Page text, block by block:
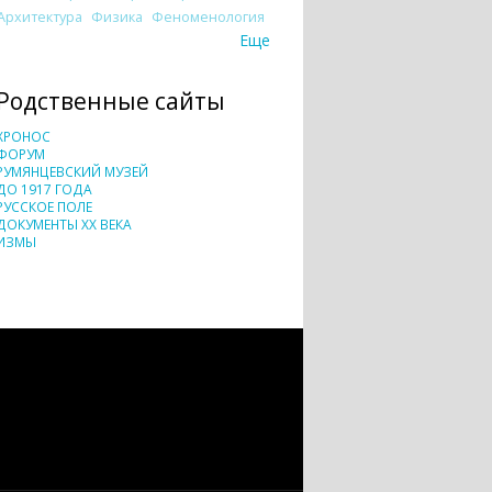
Физика Феноменология
Еще
сайты
МУЗЕЙ
1917 ГОДА
ПОЛЕ
XX ВЕКА